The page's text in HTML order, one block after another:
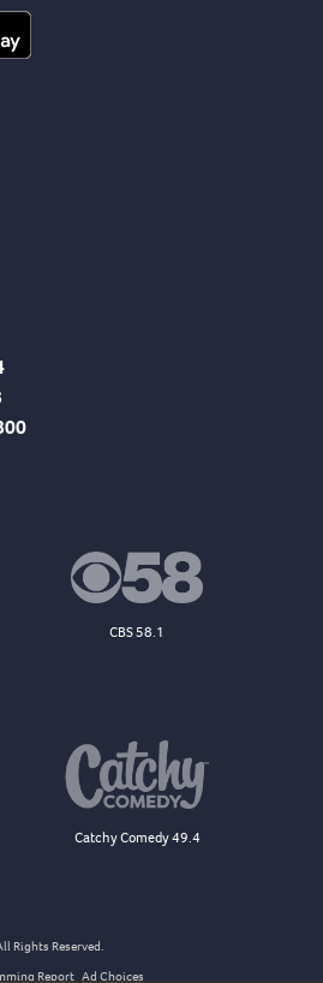
CBS 58.1
Catchy Comedy 49.4
Rights Reserved.
Report Ad Choices